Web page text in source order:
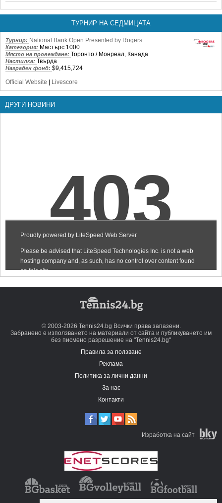
ТУРНИР НА СЕДМИЦАТА
Турнир: National Bank Open Presented by Rogers
Категория: Мастърс 1000
Място на провеждане: Торонто / Монреал, Канада
Настилка: Твърда
Награден фонд: $9,415,724
Official Website
Livescore
ДРУГИ НОВИНИ
© 2003-2026 Tennis24.bg Всички права запазени.
Забранено е използването на материали от сайта и публикуването им
без писмено разрешение на "Tennis24.bg"
Правила за ползване
Реклама
Политика за лични данни
За нас
Контакти
Изработка на сайт